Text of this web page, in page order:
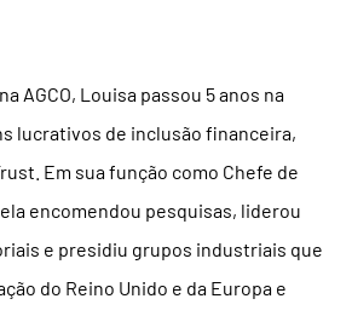
AGCO, Louisa passou 5 anos na
lucrativos de inclusão financeira,
Em sua função como Chefe de
encomendou pesquisas, liderou
e presidiu grupos industriais que
do Reino Unido e da Europa e